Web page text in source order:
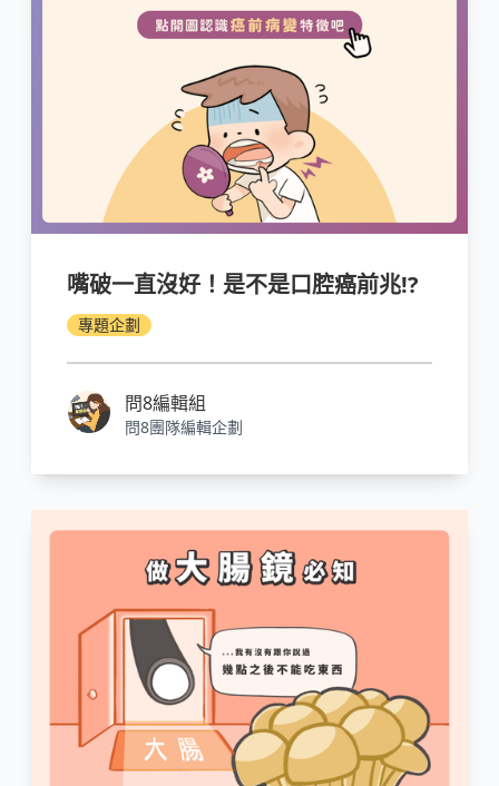
嘴破一直沒好！是不是口腔癌前兆!?
專題企劃
問8編輯組
問8團隊編輯企劃